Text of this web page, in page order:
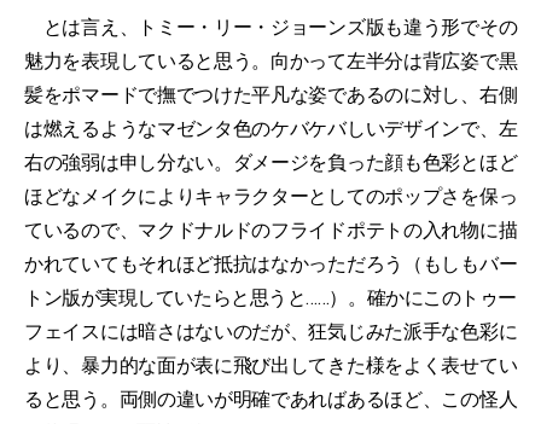
とは言え、トミー・リー・ジョーンズ版も違う形でその
魅力を表現していると思う。向かって左半分は背広姿で黒
髪をポマードで撫でつけた平凡な姿であるのに対し、右側
は燃えるようなマゼンタ色のケバケバしいデザインで、左
右の強弱は申し分ない。ダメージを負った顔も色彩とほど
ほどなメイクによりキャラクターとしてのポップさを保っ
ているので、マクドナルドのフライドポテトの入れ物に描
かれていてもそれほど抵抗はなかっただろう（もしもバー
トン版が実現していたらと思うと……）。確かにこのトゥー
フェイスには暗さはないのだが、狂気じみた派手な色彩に
より、暴力的な面が表に飛び出してきた様をよく表せてい
ると思う。両側の違いが明確であればあるほど、この怪人